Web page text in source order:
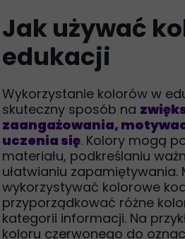
Jak używać
edukacji
Wykorzystanie kolorów w
skuteczny sposób na
zaangażowania,
uczenia się. Kolory mogą
materiału, podkreślaniu
ułatwianiu zapamiętywania.
wykorzystywać kolorowe
przyporządkować różne
kategorii informacji. Na
koloru czerwonego do